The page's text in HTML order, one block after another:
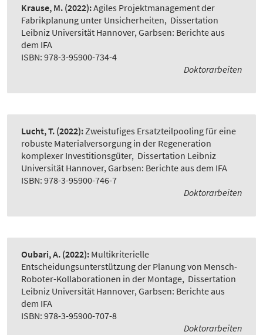
Krause, M. (2022):Agiles Projektmanagement der
Fabrikplanung unter Unsicherheiten, Dissertation
Leibniz Universität Hannover, Garbsen: Berichte aus
dem IFA
ISBN: 978-3-95900-734-4
Doktorarbeiten
Lucht, T. (2022):Zweistufiges Ersatzteilpooling für eine
robuste Materialversorgung in der Regeneration
komplexer Investitionsgüter, Dissertation Leibniz
Universität Hannover, Garbsen: Berichte aus dem IFA
ISBN: 978-3-95900-746-7
Doktorarbeiten
Oubari, A. (2022): Multikriterielle
Entscheidungsunterstützung der Planung von Mensch-
Roboter-Kollaborationen in der Montage, Dissertation
Leibniz Universität Hannover, Garbsen: Berichte aus
dem IFA
ISBN: 978-3-95900-707-8
Doktorarbeiten